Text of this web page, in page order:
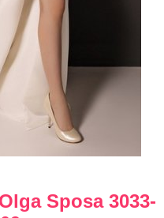
Olga Sposa 3033-